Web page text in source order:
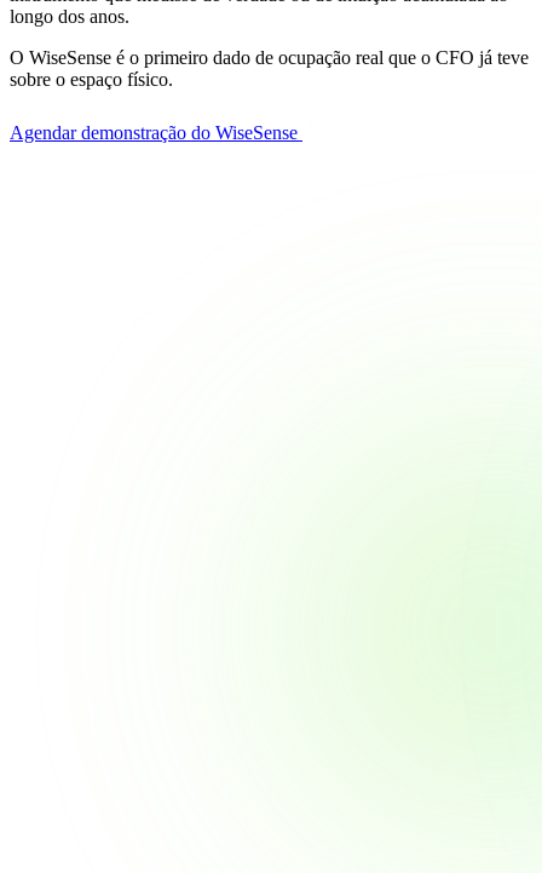
longo dos anos.
O WiseSense é o primeiro dado de ocupação real que o CFO já teve
sobre o espaço físico.
Agendar demonstração do WiseSense